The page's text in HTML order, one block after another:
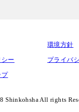
環境方針
ー プライバ
プ
Shinkohsha All rights